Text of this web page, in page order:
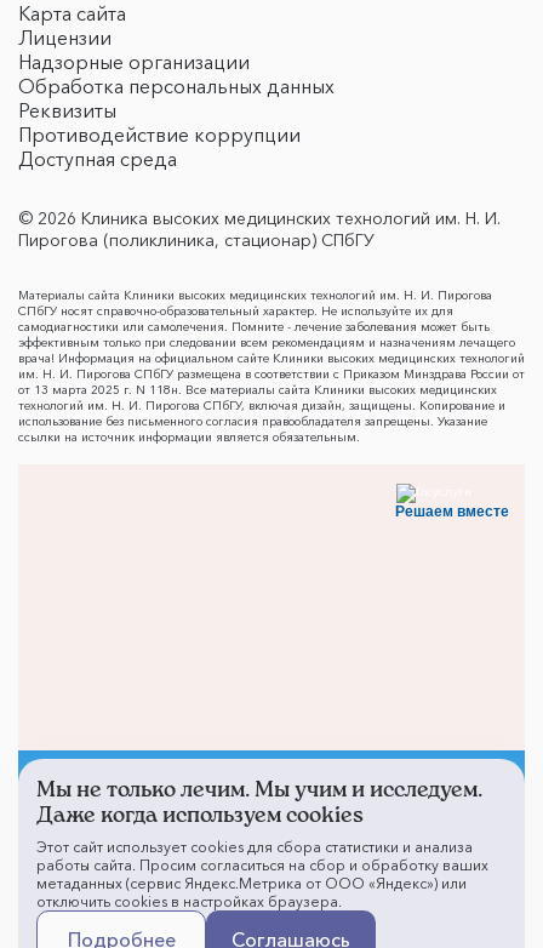
Карта сайта
Лицензии
Надзорные организации
Обработка персональных данных
Реквизиты
Противодействие коррупции
Доступная среда
© 2026 Клиника высоких медицинских технологий им. Н. И.
Пирогова (поликлиника, стационар) СПбГУ
Материалы сайта Клиники высоких медицинских технологий им. Н. И. Пирогова
СПбГУ носят справочно-образовательный характер. Не используйте их для
самодиагностики или самолечения. Помните - лечение заболевания может быть
эффективным только при следовании всем рекомендациям и назначениям лечащего
врача! Информация на официальном сайте Клиники высоких медицинских технологий
им. Н. И. Пирогова СПбГУ размещена в соответствии с Приказом Минздрава России от
от 13 марта 2025 г. N 118н. Все материалы сайта Клиники высоких медицинских
технологий им. Н. И. Пирогова СПбГУ, включая дизайн, защищены. Копирование и
использование без письменного согласия правообладателя запрещены. Указание
ссылки на источник информации является обязательным.
Решаем вместе
Не смогли записаться к
врачу?
Написать о проблеме
Мы не только лечим. Мы учим и исследуем.
Даже когда используем cookies
Этот сайт использует cookies для сбора статистики и анализа
работы сайта. Просим согласиться на сбор и обработку ваших
метаданных (сервис Яндекс.Метрика от ООО «Яндекс») или
отключить cookies в настройках браузера.
Подробнее Соглашаюсь